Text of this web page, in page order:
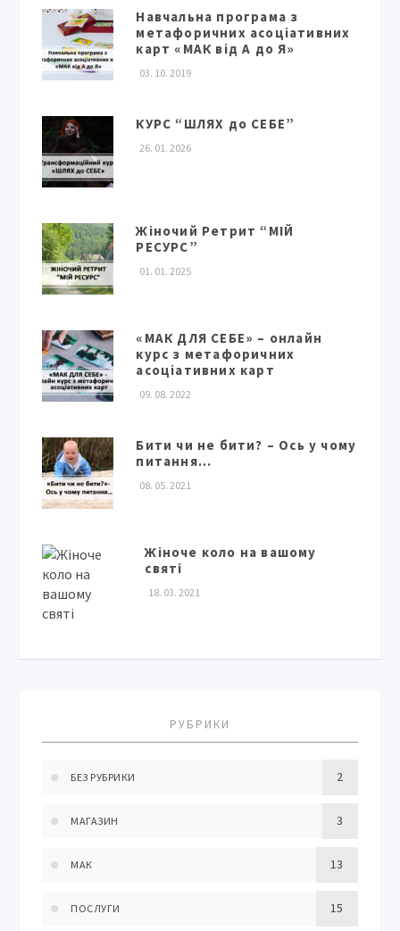
Навчальна програма з
метафоричних асоціативних
карт «МАК від А до Я»
03. 10. 2019
КУРС “ШЛЯХ до СЕБЕ”
26. 01. 2026
Жіночий Ретрит “МІЙ
РЕСУРС”
01. 01. 2025
«МАК ДЛЯ СЕБЕ» – онлайн
курс з метафоричних
асоціативних карт
09. 08. 2022
Бити чи не бити? – Ось у чому
питання…
08. 05. 2021
Жіноче коло на вашому
святі
18. 03. 2021
РУБРИКИ
БЕЗ РУБРИКИ 2
МАГАЗИН 3
МАК 13
ПОСЛУГИ 15